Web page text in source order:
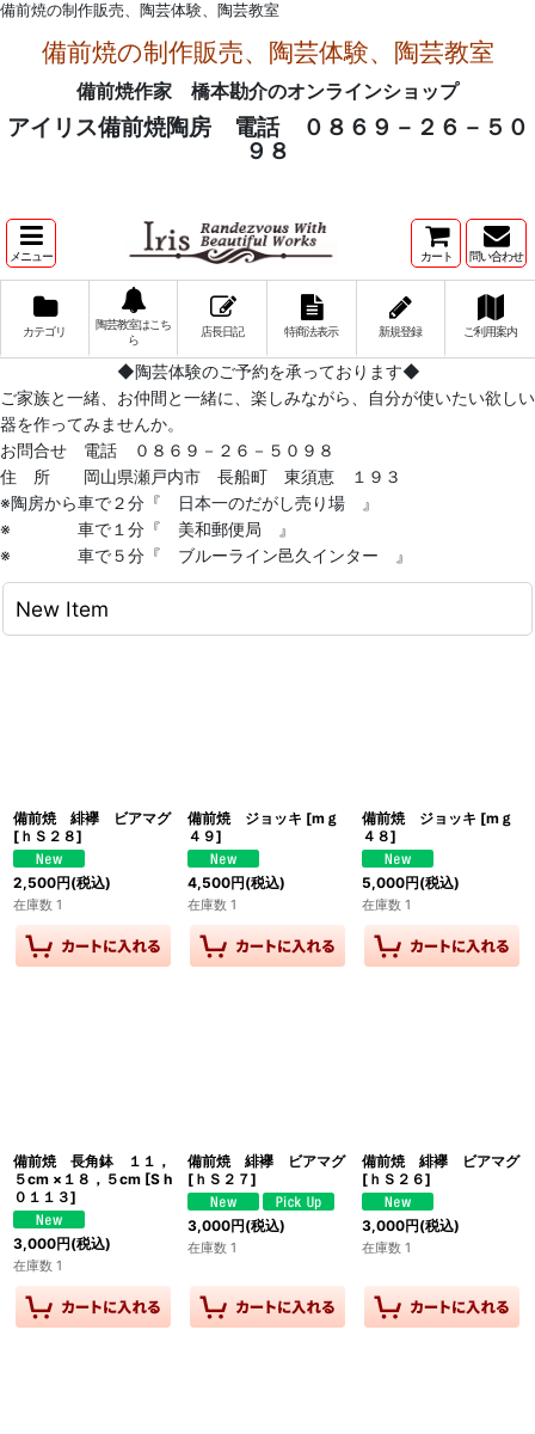
備前焼の制作販売、陶芸体験、陶芸教室
備前焼の制作販売、陶芸体験、陶芸教室
備前焼作家 橋本勘介のオンラインショップ
アイリス備前焼陶房 電話 ０８６９－２６－５０
９８
メニュー カート 問い合わせ
カテゴリ
陶芸教室はこち
ら
店長日記 特商法表示 新規登録 ご利用案内
◆陶芸体験のご予約を承っております◆
ご家族と一緒、お仲間と一緒に、楽しみながら、自分が使いたい欲しい
器を作ってみませんか。
お問合せ 電話 ０８６９－２６－５０９８
住 所 岡山県瀬戸内市 長船町 東須恵 １９３
※陶房から車で２分『 日本一のだがし売り場 』
※ 車で１分『 美和郵便局 』
※ 車で５分『 ブルーライン邑久インター 』
New Item
備前焼 緋襷 ビアマグ
[ ｈＳ２８]
2,500円(税込)
在庫数 1
備前焼 ジョッキ [mｇ
４９]
4,500円(税込)
在庫数 1
備前焼 ジョッキ [mｇ
４８]
5,000円(税込)
在庫数 1
備前焼 長角鉢 １１，
５cm ×１８，５cm [S h
０１１３]
3,000円(税込)
在庫数 1
備前焼 緋襷 ビアマグ
[ｈＳ２７]
3,000円(税込)
在庫数 1
備前焼 緋襷 ビアマグ
[ｈＳ２６]
3,000円(税込)
在庫数 1